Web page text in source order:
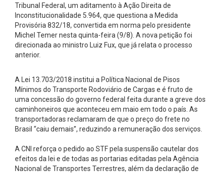
Tribunal Federal, um aditamento à Ação Direita de
Inconstitucionalidade 5.964, que questiona a Medida
Provisória 832/18, convertida em norma pelo presidente
Michel Temer nesta quinta-feira (9/8). A nova petição foi
direcionada ao ministro Luiz Fux, que já relata o processo
anterior.
A Lei 13.703/2018 institui a Política Nacional de Pisos
Mínimos do Transporte Rodoviário de Cargas e é fruto de
uma concessão do governo federal feita durante a greve dos
caminhoneiros que aconteceu em maio em todo o país. As
transportadoras reclamaram de que o preço do frete no
Brasil “caiu demais”, reduzindo a remuneração dos serviços.
A CNI reforça o pedido ao STF pela suspensão cautelar dos
efeitos da lei e de todas as portarias editadas pela Agência
Nacional de Transportes Terrestres, além da declaração de